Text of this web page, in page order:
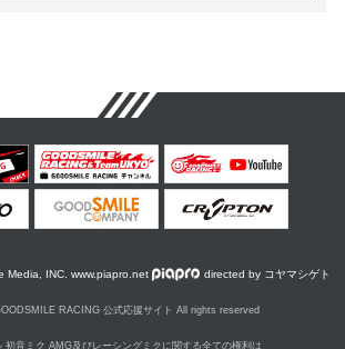
Media, INC. www.piapro.net directed by コヤマシゲト
RACING 公式応援サイト All rights reserved
初音ミク AMG及びレーシングミクに関する全ての権利は